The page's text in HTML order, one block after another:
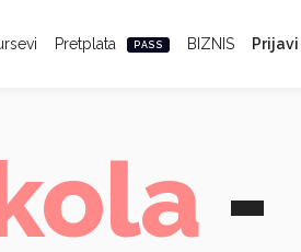
Pretplata PASS BIZNIS Prijavi
-